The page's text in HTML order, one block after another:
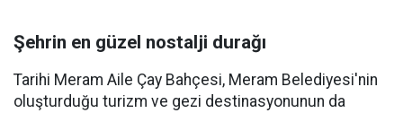
Şehrin en güzel nostalji durağı
Tarihi Meram Aile Çay Bahçesi, Meram Belediyesi'nin
oluşturduğu turizm ve gezi destinasyonunun da